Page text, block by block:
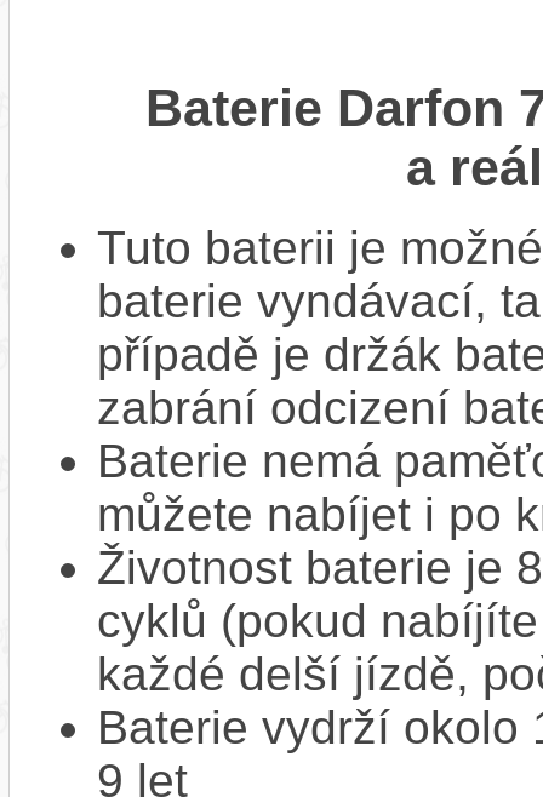
Baterie Darfon
a
Tuto baterii je
baterie vyndávací,
případě je držák
zabrání odcizení
Baterie nemá
můžete nabíjet i po
Životnost baterie je
cyklů (pokud
každé delší jízdě,
Baterie vydrží okolo
9 let